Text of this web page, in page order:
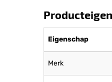
Eigenschap
Merk